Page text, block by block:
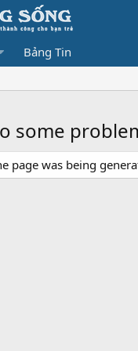
Bảng Tin
some
page was being